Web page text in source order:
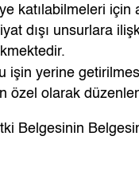
katılabilmeleri için
dışı unsurlara
işin yerine
özel olarak
Belgesinin